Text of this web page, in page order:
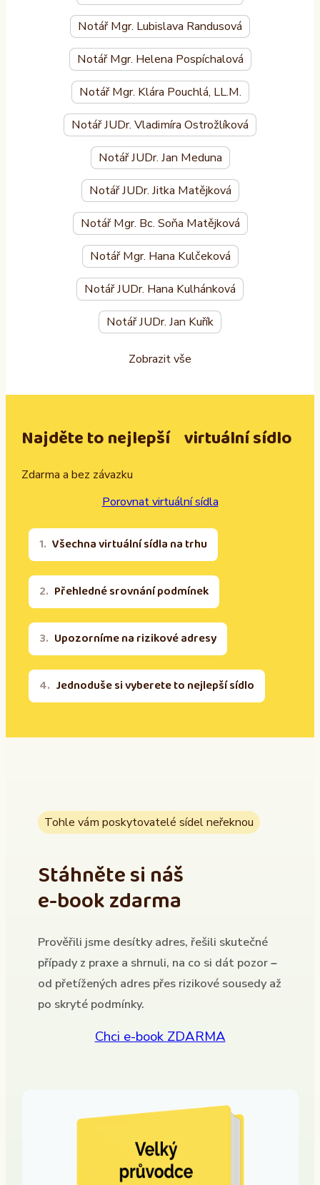
Notář Mgr. Lubislava Randusová
Notář Mgr. Helena Pospíchalová
Notář Mgr. Klára Pouchlá, LL.M.
Notář JUDr. Vladimíra Ostrožlíková
Notář JUDr. Jan Meduna
Notář JUDr. Jitka Matějková
Notář Mgr. Bc. Soňa Matějková
Notář Mgr. Hana Kulčeková
Notář JUDr. Hana Kulhánková
Notář JUDr. Jan Kuřík
Zobrazit vše
Najděte to nejlepší virtuální sídlo
Zdarma a bez závazku
Porovnat virtuální sídla
Všechna virtuální sídla na trhu
Přehledné srovnání podmínek
Upozorníme na rizikové adresy
Jednoduše si vyberete to nejlepší sídlo
Tohle vám poskytovatelé sídel neřeknou
Stáhněte si náš
e-book zdarma
Prověřili jsme desítky adres, řešili skutečné
případy z praxe a shrnuli, na co si dát pozor –
od přetížených adres přes rizikové sousedy až
po skryté podmínky.
Chci e-book ZDARMA